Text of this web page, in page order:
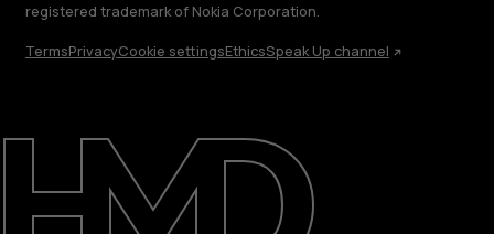
Repair, reuse, recycle
Sustainability
Support
registered trademark of Nokia Corporation.
TermsPrivacyCookie settingsEthicsSpeak Up channel